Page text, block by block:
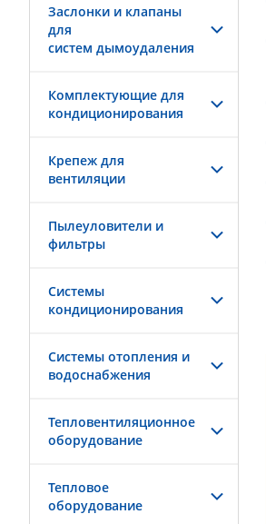
Заслонки и клапаны
для
систем дымоудаления
Комплектующие для
кондиционирования
Крепеж для
вентиляции
Пылеуловители и
фильтры
Системы
кондиционирования
Системы отопления и
водоснабжения
Тепловентиляционное
оборудование
Тепловое
оборудование